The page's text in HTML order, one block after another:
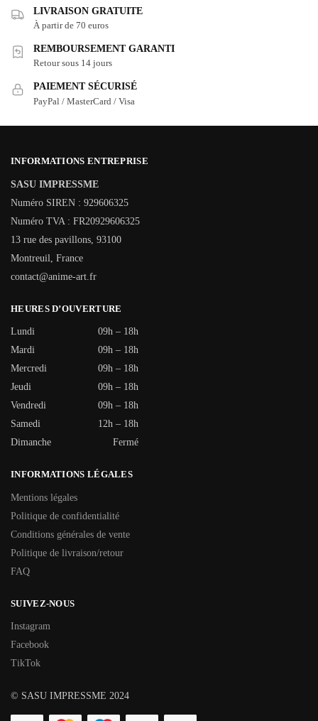
LIVRAISON GRATUITE
À partir de 70 euros
REMBOURSEMENT GARANTI
Retour sous 14 jours
PAIEMENT SÉCURISÉ
PayPal / MasterCard / Visa
INFORMATIONS ENTREPRISE
SASU IMPRESSME
Numéro SIREN : 929606325
Numéro TVA : FR20929606325
13 rue des pavillons, 93100
Montreuil, France
contact@anime-art.fr
HEURES D’OUVERTURE
Lundi
09h – 18h
Mardi
09h – 18h
Mercredi
09h – 18h
Jeudi
09h – 18h
Vendredi
09h – 18h
Samedi
12h – 18h
Dimanche
Fermé
INFORMATIONS LÉGALES
Mentions légales
Politique de confidentialité
Conditions générales de vente
Politique de livraison/retour
FAQ
SUIVEZ-NOUS
Instagram
Facebook
TikTok
© SASU IMPRESSME 2024